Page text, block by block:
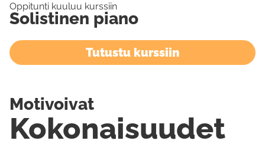
Oppitunti kuuluu kurssiin
Solistinen piano
Tutustu kurssiin
Kokonaisuudet
Motivoivat